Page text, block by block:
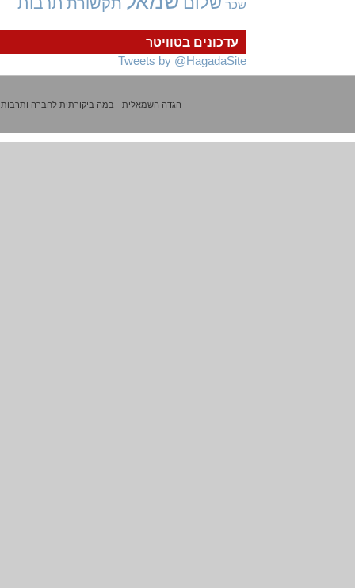
עדכונים בטוויטר
Tweets by @HagadaSite
שכר
הגדה השמאלית - במה ביקורתית לחברה ותרבות